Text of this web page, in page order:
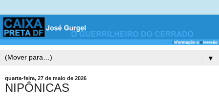
▼
quarta-feira, 27 de maio de 2026
NIPÔNICAS